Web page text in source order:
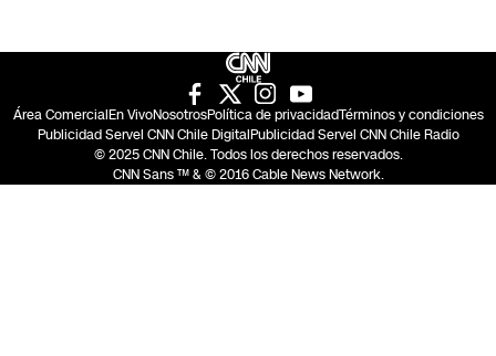
Área ComercialEn VivoNosotrosPolítica de privacidadTérminos y condiciones
Publicidad Servel CNN Chile DigitalPublicidad Servel CNN Chile Radio
© 2025 CNN Chile. Todos los derechos reservados.
CNN Sans ™ & © 2016 Cable News Network.